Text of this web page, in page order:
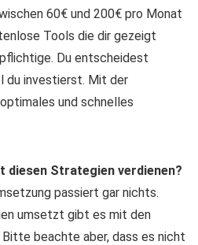
60€ und 200€ pro Monat
Tools die dir gezeigt
Du entscheidest
du investierst. Mit der
und schnelles
diesen Strategien verdienen?
passiert gar nichts.
umsetzt gibt es mit den
beachte aber, dass es nicht